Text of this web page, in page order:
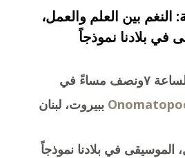
بين العلم والعمل،
في بلادنا نموذجاً
ببيروت، لبنان
الموسيقى في بلادنا نموذجاً